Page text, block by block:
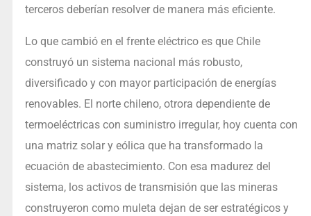
terceros deberían resolver de manera más eficiente.
Lo que cambió en el frente eléctrico es que Chile
construyó un sistema nacional más robusto,
diversificado y con mayor participación de energías
renovables. El norte chileno, otrora dependiente de
termoeléctricas con suministro irregular, hoy cuenta con
una matriz solar y eólica que ha transformado la
ecuación de abastecimiento. Con esa madurez del
sistema, los activos de transmisión que las mineras
construyeron como muleta dejan de ser estratégicos y